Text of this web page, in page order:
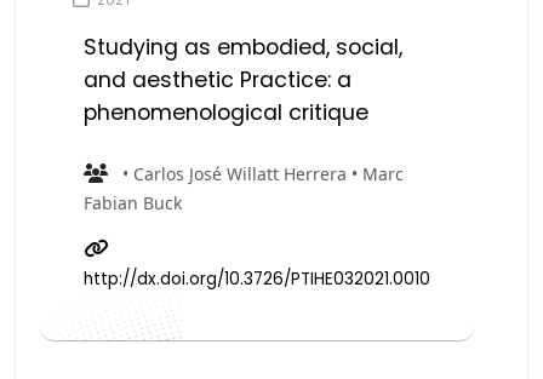
Studying as embodied, social,
and aesthetic Practice: a
phenomenological critique
• Carlos José Willatt Herrera • Marc
Fabian Buck
http://dx.doi.org/10.3726/PTIHE032021.0010